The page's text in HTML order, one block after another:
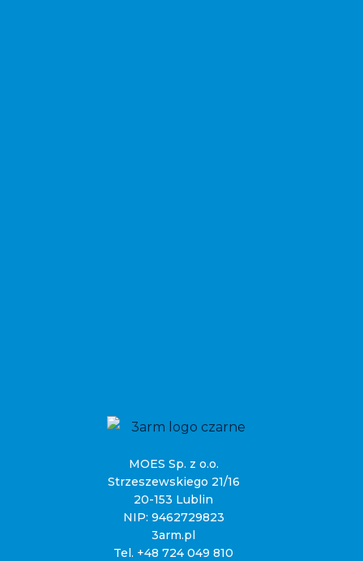
MOES Sp. z o.o.
Strzeszewskiego 21/16
20-153 Lublin
NIP: 9462729823
3arm.pl
Tel. +48 724 049 810